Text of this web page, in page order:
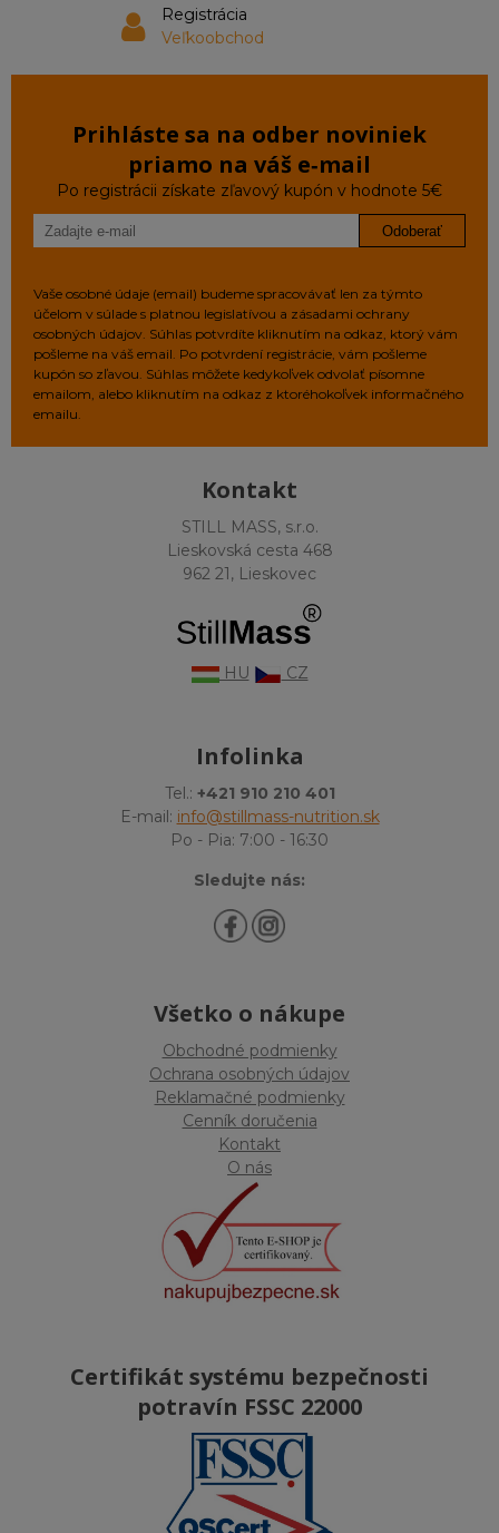
Registrácia
Veľkoobchod
Prihláste sa na odber noviniek
priamo na váš e‑mail
Po registrácii získate zľavový kupón v hodnote 5€
Odoberať
Vaše osobné údaje (email) budeme spracovávať len za týmto
účelom v súlade s platnou legislatívou a zásadami ochrany
osobných údajov. Súhlas potvrdíte kliknutím na odkaz, ktorý vám
pošleme na váš email. Po potvrdení registrácie, vám pošleme
kupón so zľavou. Súhlas môžete kedykoľvek odvolať písomne
emailom, alebo kliknutím na odkaz z ktoréhokoľvek informačného
emailu.
Kontakt
STILL MASS, s.r.o.
Lieskovská cesta 468
962 21, Lieskovec
HU CZ
Infolinka
Tel.: +421 910 210 401
E-mail: info@stillmass-nutrition.sk
Po - Pia: 7:00 - 16:30
Sledujte nás:
Všetko o nákupe
Obchodné podmienky
Ochrana osobných údajov
Reklamačné podmienky
Cenník doručenia
Kontakt
O nás
Certifikát systému bezpečnosti
potravín FSSC 22000